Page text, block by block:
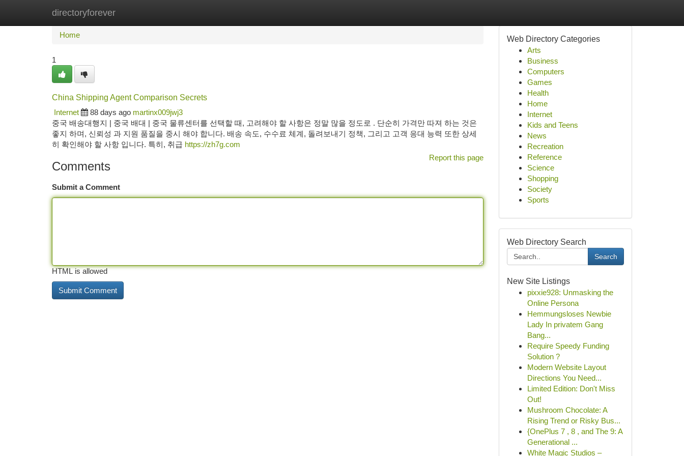
directoryforever
Home New Site Listings
Home
1
China Shipping Agent Comparison Secrets
Internet
88 days ago martinx009jwj3
중국 배송대행지 | 중국 배대 | 중국 물류센터를 선택할 때, 고려해야 할 사항은 정말 많을 정도로 . 단순히 가격만 따져 하는 것은
좋지 하며, 신뢰성 과 지원 품질을 중시 해야 합니다. 배송 속도, 수수료 체계, 돌려보내기 정책, 그리고 고객 응대 능력 또한 상세
히 확인해야 할 사항 입니다. 특히, 취급 https://zh7g.com
Report this page
Comments
Submit a Comment
HTML is allowed
Web Directory Categories
Arts
Business
Computers
Games
Health
Home
Internet
Kids and Teens
News
Recreation
Reference
Science
Shopping
Society
Sports
Web Directory Search
Search
New Site Listings
pixxie928: Unmasking the
Online Persona
Hemmungsloses Newbie
Lady In privatem Gang
Bang...
Require Speedy Funding
Solution ?
Modern Website Layout
Directions You Need...
Limited Edition: Don't Miss
Out!
Mushroom Chocolate: A
Rising Trend or Risky Bus...
{OnePlus 7 , 8 , and The 9: A
Generational ...
White Magic Studios –